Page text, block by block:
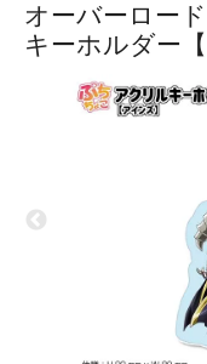
オーバーロー
キーホルダー